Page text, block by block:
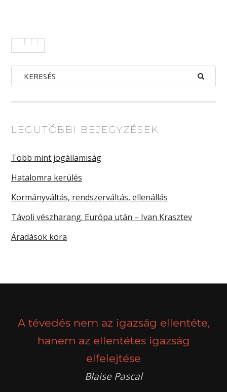
LEGUTÓBBI BEJEGYZÉSEK
Több mint jogállamiság
Hatalomra kerülés
Kormányváltás, rendszerváltás, ellenállás
Távoli vészharang. Európa után – Ivan Krasztev
Áradások kora
A tévedés nem az igazság ellentéte,
hanem az ellentétes igazság
elfelejtése
Blaise Pascal